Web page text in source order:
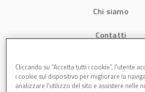
Chi siamo
Contatti
Cookies
Cliccando su “Accetta tutti i cookie”, l'utente
i cookie sul dispositivo per migliorare la
analizzare l'utilizzo del sito e assistere nelle